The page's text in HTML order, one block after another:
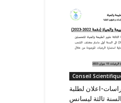
Conseil
اعلان لطلبة
السنة ثالثة ليسانس